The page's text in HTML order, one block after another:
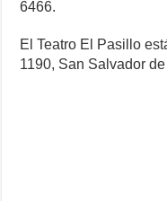
6466.
El Teatro El Pasillo
1190, San Salvador